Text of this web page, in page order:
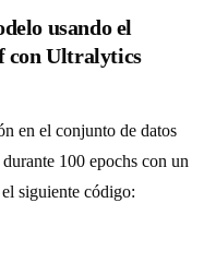
usando el
con Ultralytics
en el conjunto de datos
100 epochs con un
siguiente código: